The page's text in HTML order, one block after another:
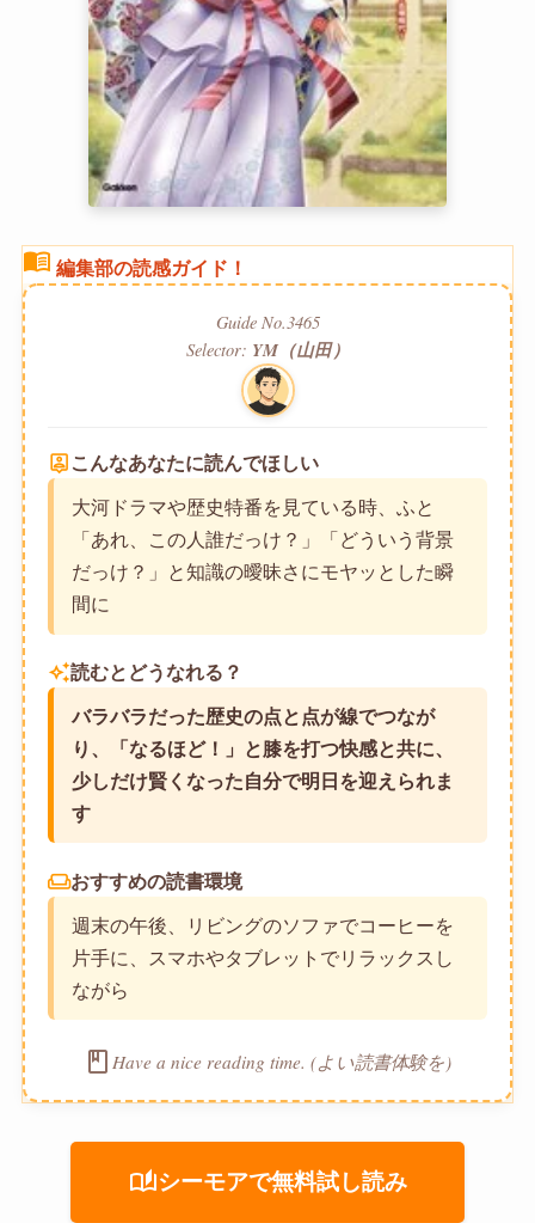
menu_book 編集部の読感ガイド！
Guide No.3465
Selector: YM（山田）
person_pin こんなあなたに読んでほしい
大河ドラマや歴史特番を見ている時、ふと
「あれ、この人誰だっけ？」「どういう背景
だっけ？」と知識の曖昧さにモヤッとした瞬
間に
auto_awesome読むとどうなれる？
バラバラだった歴史の点と点が線でつなが
り、「なるほど！」と膝を打つ快感と共に、
少しだけ賢くなった自分で明日を迎えられま
す
weekendおすすめの読書環境
週末の午後、リビングのソファでコーヒーを
片手に、スマホやタブレットでリラックスし
ながら
book Have a nice reading time. (よい読書体験を)
auto_storiesシーモアで無料試し読み